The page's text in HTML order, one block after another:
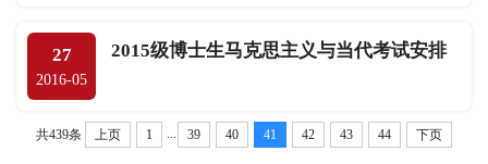
27
2016-05
2015级博士生马克思主义与当代考试安排
共439条 上页 1 39 40 41 42 43 44 下页